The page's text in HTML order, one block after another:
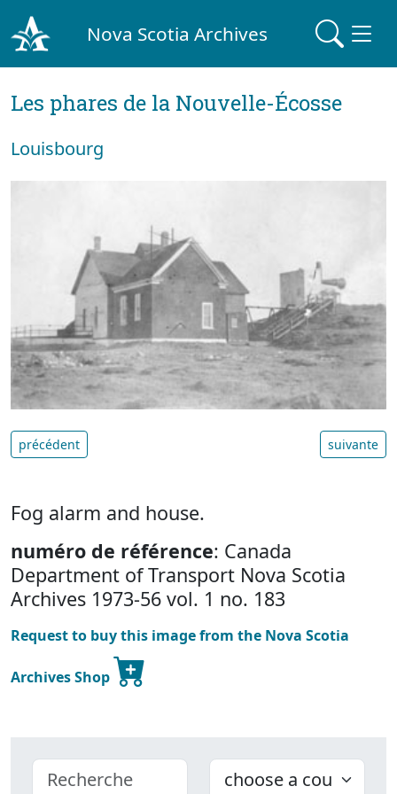
Nova Scotia Archives
Les phares de la Nouvelle-Écosse
Louisbourg
précédent suivante
Fog alarm and house.
numéro de référence: Canada
Department of Transport Nova Scotia
Archives 1973-56 vol. 1 no. 183
Request to buy this image from the Nova Scotia
Archives Shop